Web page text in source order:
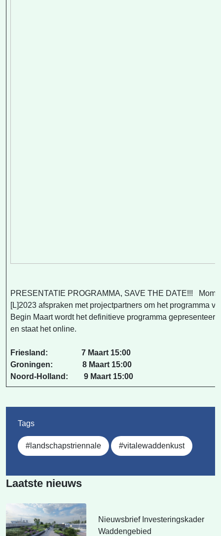
PRESENTATIE PROGRAMMA, SAVE THE DATE!!!
[L]2023 afspraken met projectpartners om het programma
Begin Maart wordt het definitieve programma
en staat het online.
Friesland: 7 Maart 15:00
Groningen: 8 Maart 15:00
Noord-Holland: 9 Maart 15:00
Tags
#landschapstriennale #vitalewaddenkust
Laatste nieuws
Nieuwsbrief Investeringskader
Waddengebied